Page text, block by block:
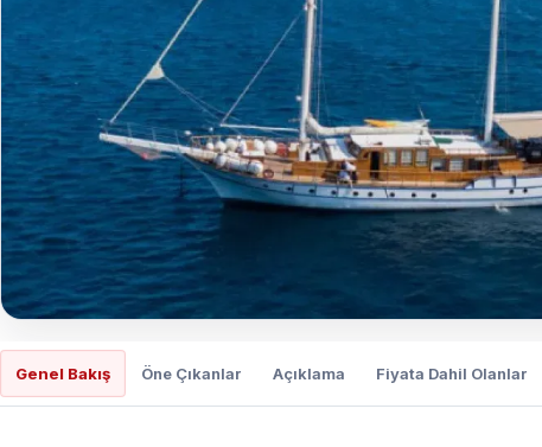
Genel Bakış Öne Çıkanlar Açıklama Fiyata Dahil Olanlar